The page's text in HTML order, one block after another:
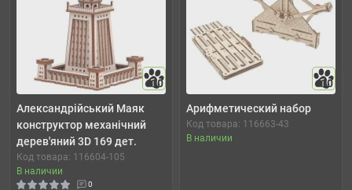
10
Александрійський Маяк
конструктор механічний
дерев'яний 3D 169 дет.
Код товара: 116604-105
В наличии
0
10
Арифметический набор
Код товара: 116663-43
В наличии